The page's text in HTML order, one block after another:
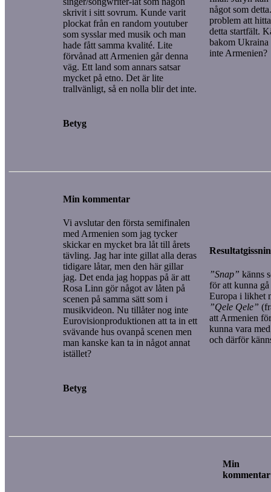
skrivit i sitt sovrum. Kunde varit
plockat från en random youtuber
som sysslar med musik och man
hade fått samma kvalité. Lite
förvånad att Armenien går denna
väg. Ett land som annars satsar
mycket på etno. Det är lite
trallvänligt, så en nolla blir det inte.
Betyg
något som
problem att
detta startfält.
bakom
inte Armenien?
Min kommentar
Vi avslutar den första semifinalen
med Armenien som jag tycker
skickar en mycket bra låt till årets
tävling. Jag har inte gillat alla deras
tidigare låtar, men den här gillar
jag. Det enda jag hoppas på är att
Rosa Linn gör något av låten på
scenen på samma sätt som i
musikvideon. Nu tillåter nog inte
Eurovisionproduktionen att ta in ett
svävande hus ovanpå scenen men
man kanske kan ta in något annat
istället?
Betyg
”Snap” känns
för att kunna
Europa i likhet
”Qele Qele”
att Armenien
kunna vara
och därför
Min
kommentar